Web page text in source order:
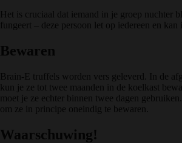
Het is cruciaal dat iemand in je groep nuchter
fungeert – deze persoon let op iedereen en kan
Bewaren
Brain-E truffels worden vers geleverd. In de
kun je ze tot twee maanden in de koelkast
moet je ze echter binnen twee dagen
om ze in principe oneindig te bewaren.
Waarschuwing!